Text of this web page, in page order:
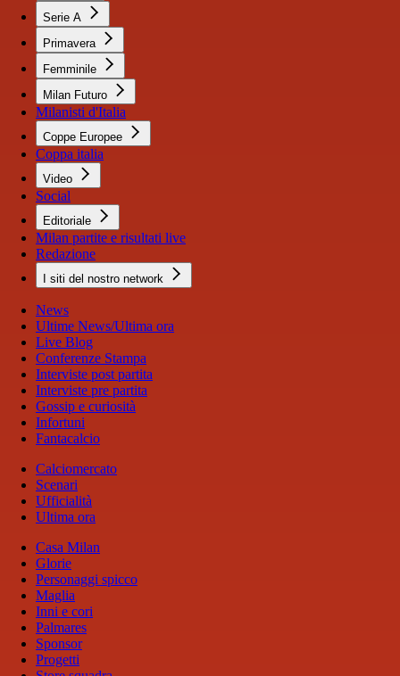
Serie A
Primavera
Femminile
Milan Futuro
Milanisti d'Italia
Coppe Europee
Coppa italia
Video
Social
Editoriale
Milan partite e risultati live
Redazione
I siti del nostro network
News
Ultime News/Ultima ora
Live Blog
Conferenze Stampa
Interviste post partita
Interviste pre partita
Gossip e curiosità
Infortuni
Fantacalcio
Calciomercato
Scenari
Ufficialità
Ultima ora
Casa Milan
Glorie
Personaggi spicco
Maglia
Inni e cori
Palmares
Sponsor
Progetti